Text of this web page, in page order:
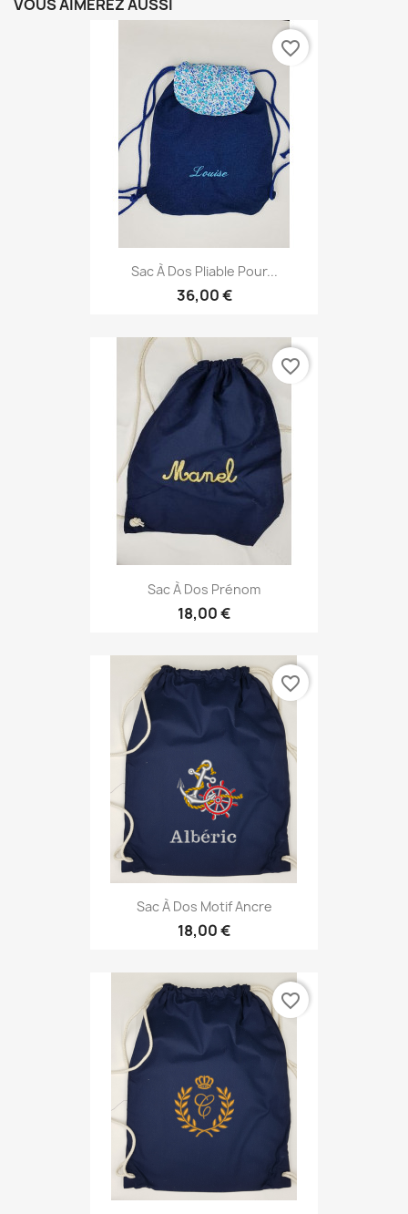
VOUS AIMEREZ AUSSI
Sac À Dos Pliable Pour...
36,00 €
favorite_border
Sac À Dos Prénom
18,00 €
favorite_border
Sac À Dos Motif Ancre
18,00 €
favorite_border
favorite_border